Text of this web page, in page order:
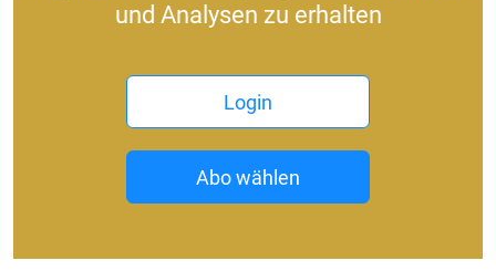
und Analysen zu erhalten
Login
Abo wählen